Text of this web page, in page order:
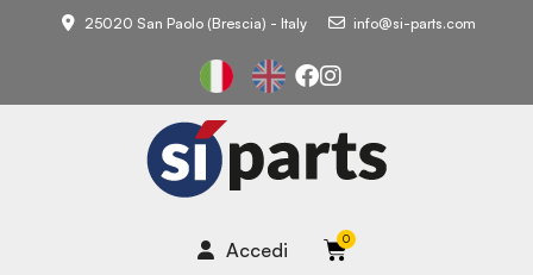
25020 San Paolo (Brescia) - Italy info@si-parts.com
Accedi